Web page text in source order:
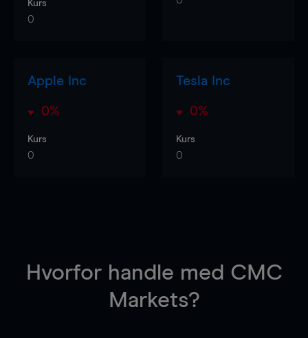
Kurs
0
Apple Inc
0%
Kurs
0
Tesla Inc
0%
Kurs
0
Hvorfor handle med CMC
Markets?